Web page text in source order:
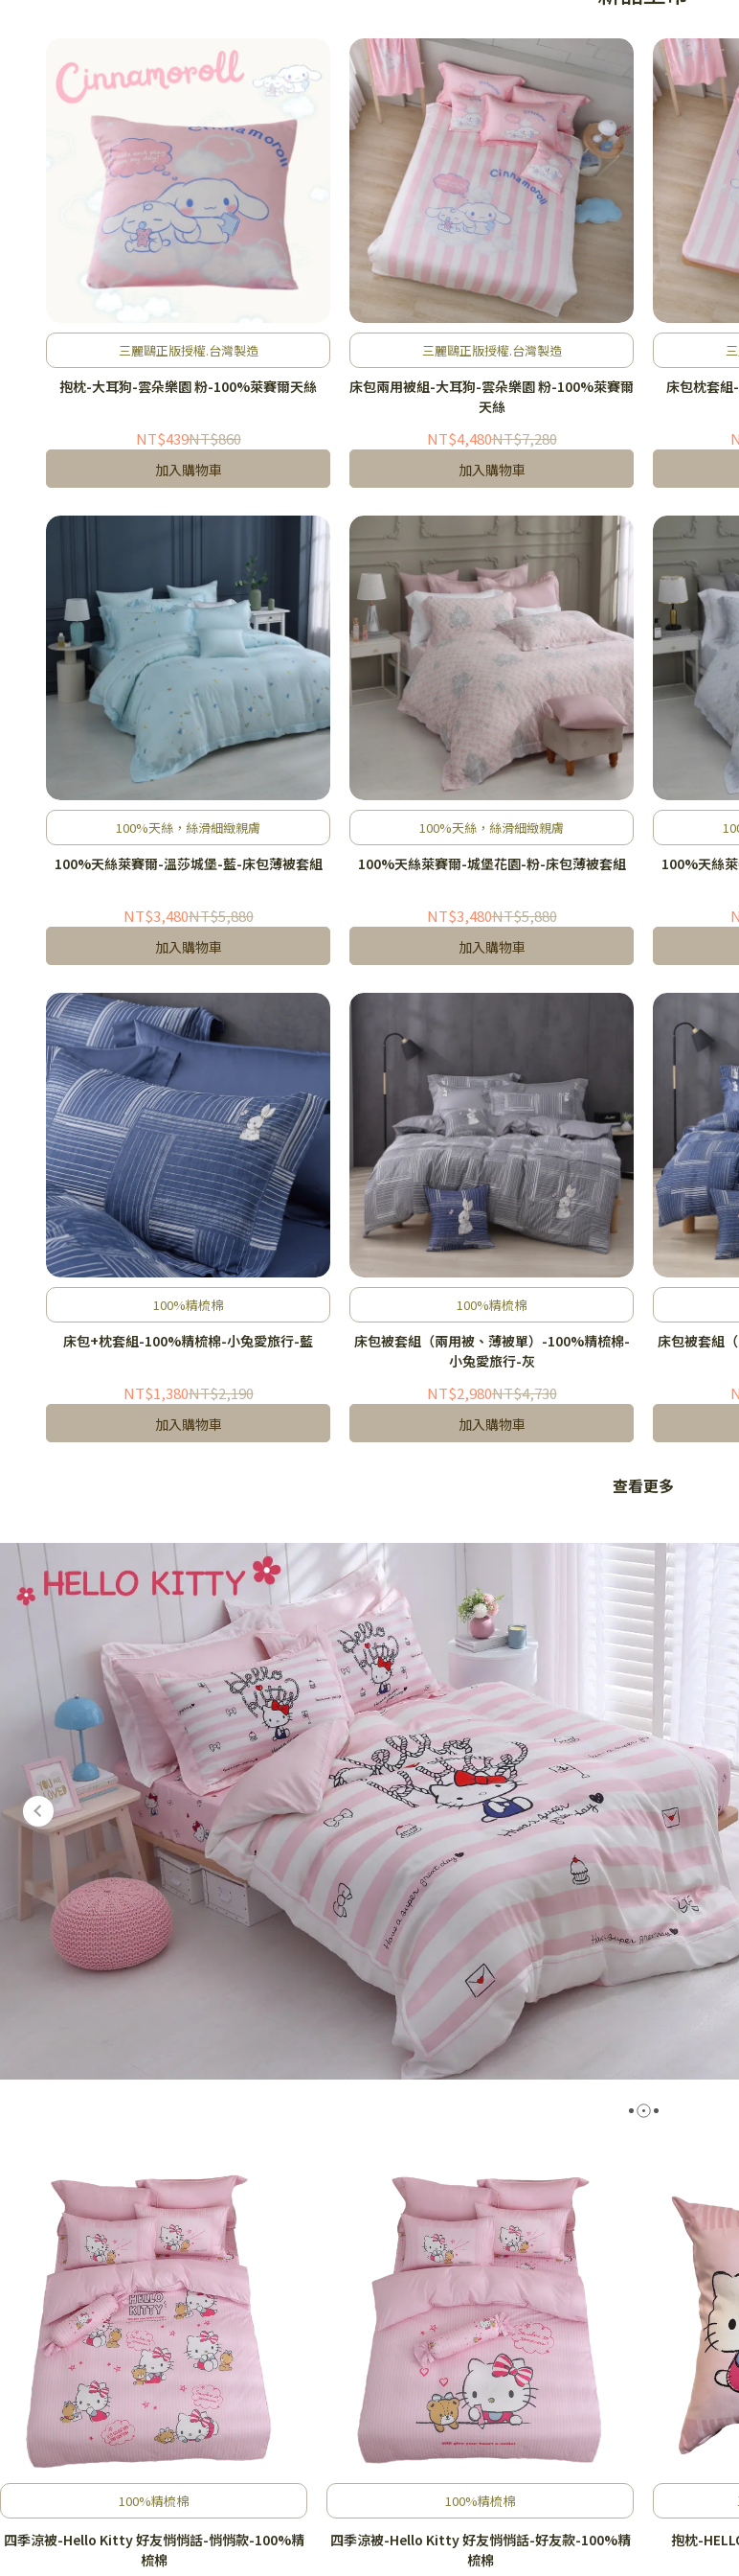
三麗鷗正版授權.台灣製造
抱枕-大耳狗-雲朵樂園 粉-100%萊賽爾天絲
NT$439NT$860
加入購物車
三麗鷗正版授權.台灣製造
床包兩用被組-大耳狗-雲朵樂園 粉-100%萊賽爾
天絲
NT$4,480NT$7,280
加入購物車
床包枕套
100%天絲，絲滑細緻親膚
100%天絲萊賽爾-溫莎城堡-藍-床包薄被套組
NT$3,480NT$5,880
加入購物車
100%天絲，絲滑細緻親膚
100%天絲萊賽爾-城堡花園-粉-床包薄被套組
NT$3,480NT$5,880
加入購物車
100%天絲
100%精梳棉
床包+枕套組-100%精梳棉-小兔愛旅行-藍
NT$1,380NT$2,190
加入購物車
100%精梳棉
床包被套組（兩用被、薄被單）-100%精梳棉-
小兔愛旅行-灰
NT$2,980NT$4,730
加入購物車
床包被套組
查看更多
100%精梳棉
四季涼被-Hello Kitty 好友悄悄話-悄悄款-100%精
梳棉
100%精梳棉
四季涼被-Hello Kitty 好友悄悄話-好友款-100%精
梳棉
抱枕-